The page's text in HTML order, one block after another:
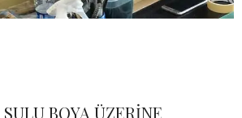
BOYA ÜZERİNE